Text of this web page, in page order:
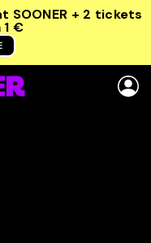
SOONER + 2 tickets
1 €